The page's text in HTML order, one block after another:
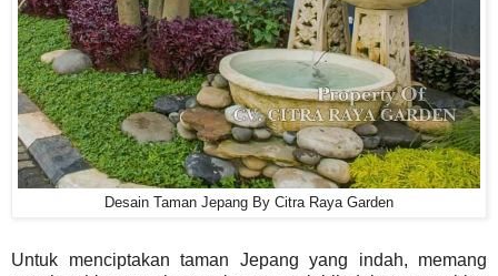
Desain Taman Jepang By Citra Raya Garden
Untuk menciptakan taman Jepang yang indah, memang